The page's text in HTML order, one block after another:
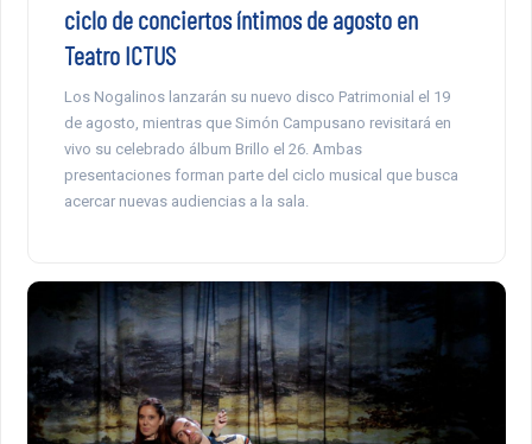
ciclo de conciertos íntimos de agosto en
Teatro ICTUS
Los Nogalinos lanzarán su nuevo disco Patrimonial el 19
de agosto, mientras que Simón Campusano revisitará en
vivo su celebrado álbum Brillo el 26. Ambas
presentaciones forman parte del ciclo musical que busca
acercar nuevas audiencias a la sala.